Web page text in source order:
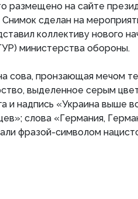
размещено на сайте
сделан на
коллективу нового
министерства обороны.
сова, пронзающая мечом
выделенное серым
и надпись «Украина выше
слова «Германия,
фразой-символом